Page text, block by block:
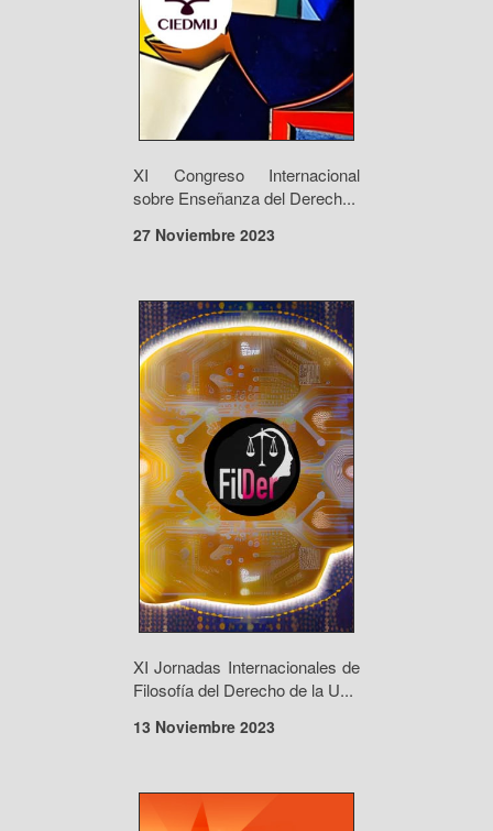
XI Congreso Internacional
sobre Enseñanza del Derech...
27 Noviembre 2023
XI Jornadas Internacionales de
Filosofía del Derecho de la U...
13 Noviembre 2023